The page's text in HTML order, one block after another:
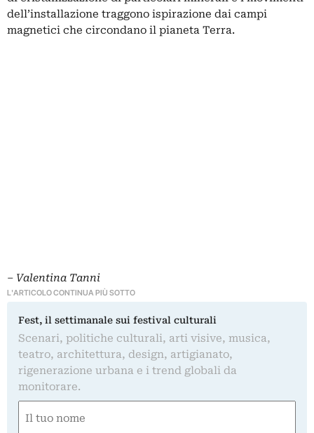
dell’installazione traggono ispirazione dai campi
magnetici che circondano il pianeta Terra.
– Valentina Tanni
L'ARTICOLO CONTINUA PIÙ SOTTO
Fest, il settimanale sui festival culturali
Scenari, politiche culturali, arti visive, musica,
teatro, architettura, design, artigianato,
rigenerazione urbana e i trend globali da
monitorare.
(Obbligatorio)